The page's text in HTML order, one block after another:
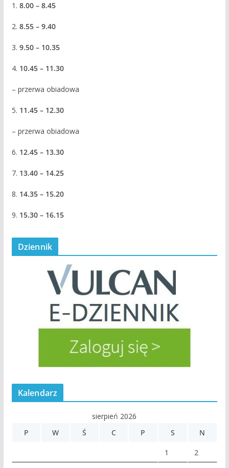
1. 8.00 – 8.45
2. 8.55 – 9.40
3. 9.50 – 10.35
4. 10.45 – 11.30
– przerwa obiadowa
5. 11.45 – 12.30
– przerwa obiadowa
6. 12.45 – 13.30
7. 13.40 – 14.25
8. 14.35 – 15.20
9. 15.30 – 16.15
Dziennik
Kalendarz
sierpień 2026
P
W Ś C P S N
1 2